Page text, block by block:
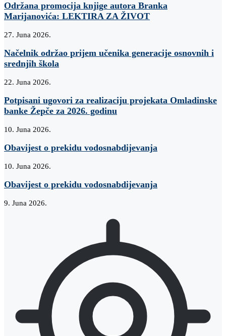
Održana promocija knjige autora Branka
Marijanovića: LEKTIRA ZA ŽIVOT
27. Juna 2026.
Načelnik održao prijem učenika generacije osnovnih i
srednjih škola
22. Juna 2026.
Potpisani ugovori za realizaciju projekata Omladinske
banke Žepče za 2026. godinu
10. Juna 2026.
Obavijest o prekidu vodosnabdijevanja
10. Juna 2026.
Obavijest o prekidu vodosnabdijevanja
9. Juna 2026.